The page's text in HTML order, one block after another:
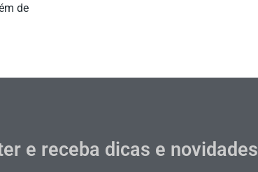
de
e receba dicas e novidades